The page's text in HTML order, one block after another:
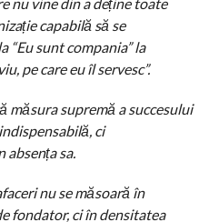
capabilă să se
“Eu sunt compania” la
pe care eu îl servesc”.
măsura supremă a succesului
ci
sa.
nu se măsoară în
fondator, ci în densitatea